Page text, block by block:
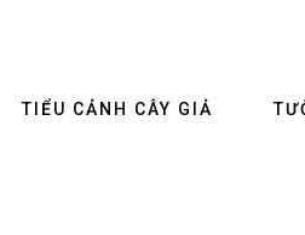
TIỂU CẢNH CÂY GIẢ